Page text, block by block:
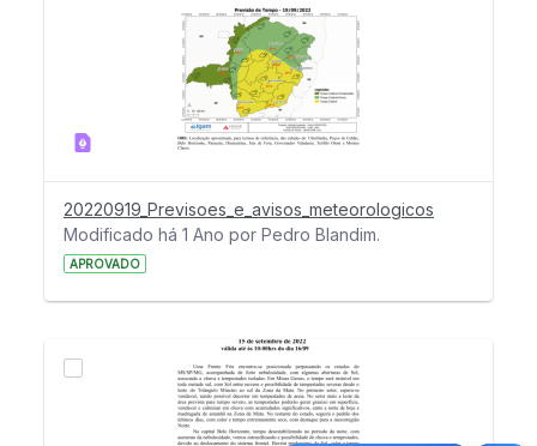
20220919_Previsoes_e_avisos_meteorologicos
Modificado há 1 Ano por Pedro Blandim.
APROVADO